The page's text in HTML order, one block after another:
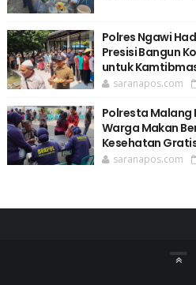
Polres Ngawi
Presisi Bangun
untuk
saranapos.com
Polresta Malang
Warga Makan
Kesehatan
saranapos.com